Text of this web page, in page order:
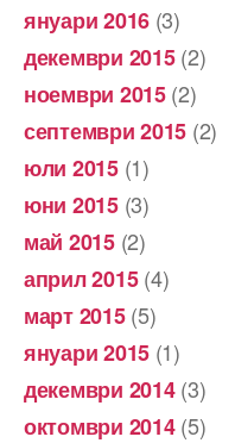
януари 2016 (3)
декември 2015(2)
ноември 2015(2)
септември 2015 (2)
юли 2015(1)
юни 2015(3)
май 2015(2)
април 2015(4)
март 2015(5)
януари 2015 (1)
декември 2014(3)
октомври 2014(5)